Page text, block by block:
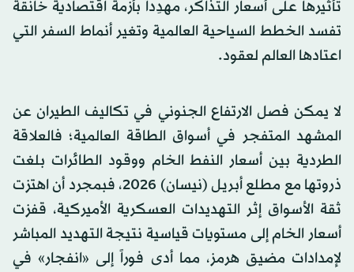
تأثيرها على أسعار التذاكر، مهدِداً بأزمة اقتصادية خانقة
تفسد الخطط السياحية العالمية وتغير أنماط السفر التي
اعتادها العالم لعقود.
لا يمكن فصل الارتفاع الجنوني في تكاليف الطيران عن
المشهد المتفجر في أسواق الطاقة العالمية؛ فالعلاقة
الطردية بين أسعار النفط الخام ووقود الطائرات بلغت
ذروتها مع مطلع أبريل (نيسان) 2026، فبمجرد أن اهتزت
ثقة الأسواق إثر التهديدات العسكرية الأميركية، قفزت
أسعار الخام إلى مستويات قياسية نتيجة التهديد المباشر
لإمدادات مضيق هرمز، مما أدى فوراً إلى «انفجار» في